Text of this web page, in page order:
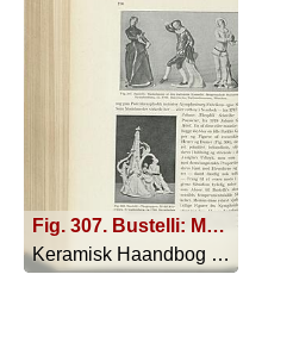
Fig. 307. Bustelli: Maskefigurer af den italianske Komedie. Brogetmalede Statuetter. Nymphenburg, ca. 1760. Bayerisches Nationalmuseum, München
Keramisk Haandbog - 1923